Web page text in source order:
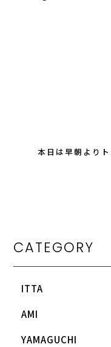
本日は早朝より
CATEGORY
ITTA
AMI
YAMAGUCHI